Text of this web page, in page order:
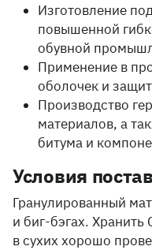
Изготовление
повышенной
обувной
Применение в
оболочек и
Производство
материалов, а
битума и
Условия
Гранулированный
и биг-бэгах.
в сухих хорошо